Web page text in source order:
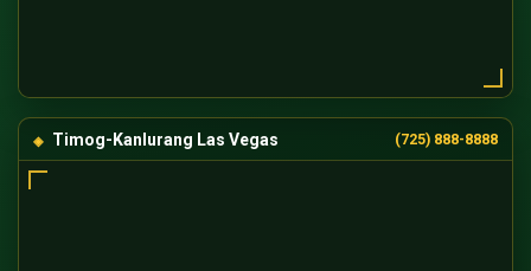
Timog-Kanlurang Las Vegas (725) 888-8888